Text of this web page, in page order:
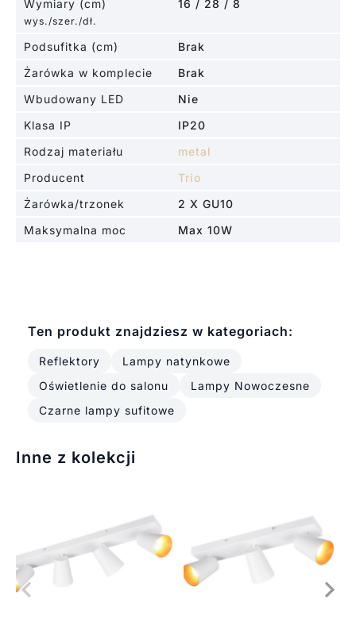
Wymiary (cm)
wys./szer./dł.
16 / 28 / 8
Podsufitka (cm)
Brak
Żarówka w komplecie
Brak
Wbudowany LED
Nie
Klasa IP
IP20
Rodzaj materiału
metal
Producent
Trio
Żarówka/trzonek
2 X GU10
Maksymalna moc
Max 10W
Ten produkt znajdziesz w kategoriach:
Reflektory
Lampy natynkowe
Oświetlenie do salonu
Lampy Nowoczesne
Czarne lampy sufitowe
Inne z kolekcji